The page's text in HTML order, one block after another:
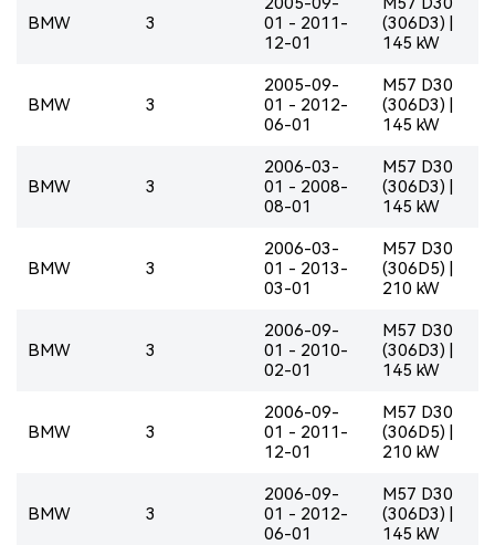
BMW 3
01 - 2011-
12-01
(306D3) |
145 kW
BMW 3
2005-09-
01 - 2012-
06-01
M57 D30
(306D3) |
145 kW
BMW 3
2006-03-
01 - 2008-
08-01
M57 D30
(306D3) |
145 kW
BMW 3
2006-03-
01 - 2013-
03-01
M57 D30
(306D5) |
210 kW
BMW 3
2006-09-
01 - 2010-
02-01
M57 D30
(306D3) |
145 kW
BMW 3
2006-09-
01 - 2011-
12-01
M57 D30
(306D5) |
210 kW
BMW 3
2006-09-
01 - 2012-
06-01
M57 D30
(306D3) |
145 kW